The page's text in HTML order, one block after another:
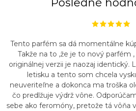
Posledné
Tento parfém sa dá momentálne
Takže na to ,že je to nový parfém
originálnej verzii je naozaj identický.
letisku a tento som chcela
neuveriteľne a dokonca ma troška
čo predlžuje výdrž vône.
sebe ako feromóny, pretože tá vôňa